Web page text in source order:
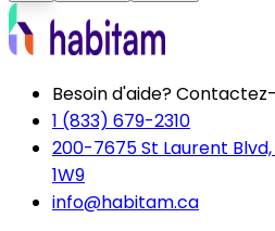
Besoin d'aide?
1 (833) 679-2310
200-7675 St Laurent
1W9
info@habitam.ca